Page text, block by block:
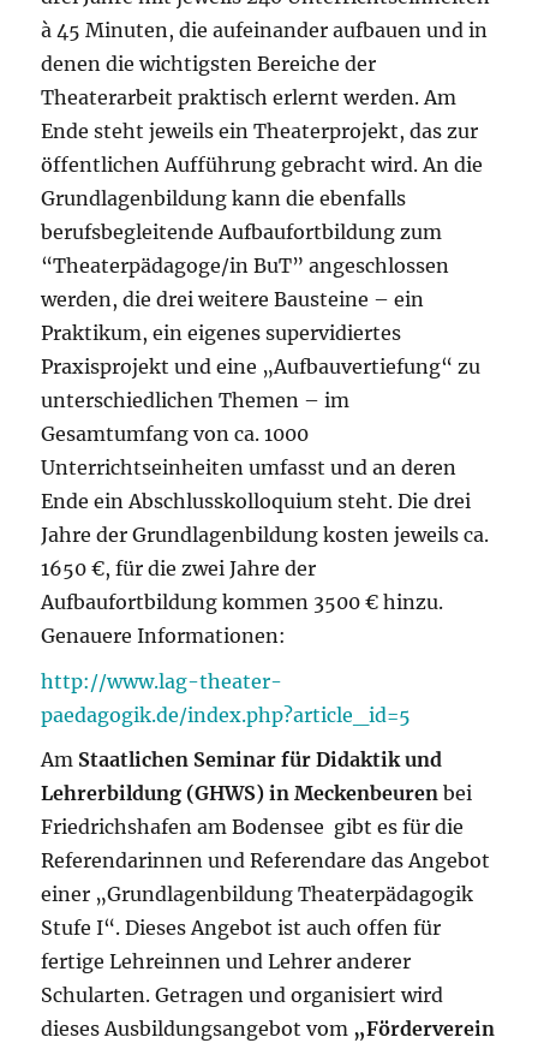
à 45 Minuten, die aufeinander aufbauen und in
denen die wichtigsten Bereiche der
Theaterarbeit praktisch erlernt werden. Am
Ende steht jeweils ein Theaterprojekt, das zur
öffentlichen Aufführung gebracht wird. An die
Grundlagenbildung kann die ebenfalls
berufsbegleitende Aufbaufortbildung zum
“Theaterpädagoge/in BuT” angeschlossen
werden, die drei weitere Bausteine – ein
Praktikum, ein eigenes supervidiertes
Praxisprojekt und eine „Aufbauvertiefung“ zu
unterschiedlichen Themen – im
Gesamtumfang von ca. 1000
Unterrichtseinheiten umfasst und an deren
Ende ein Abschlusskolloquium steht. Die drei
Jahre der Grundlagenbildung kosten jeweils ca.
1650 €, für die zwei Jahre der
Aufbaufortbildung kommen 3500 € hinzu.
Genauere Informationen:
http://www.lag-theater-
paedagogik.de/index.php?article_id=5
Am Staatlichen Seminar für Didaktik und
Lehrerbildung (GHWS) in Meckenbeuren bei
Friedrichshafen am Bodensee gibt es für die
Referendarinnen und Referendare das Angebot
einer „Grundlagenbildung Theaterpädagogik
Stufe I“. Dieses Angebot ist auch offen für
fertige Lehreinnen und Lehrer anderer
Schularten. Getragen und organisiert wird
dieses Ausbildungsangebot vom „Förderverein